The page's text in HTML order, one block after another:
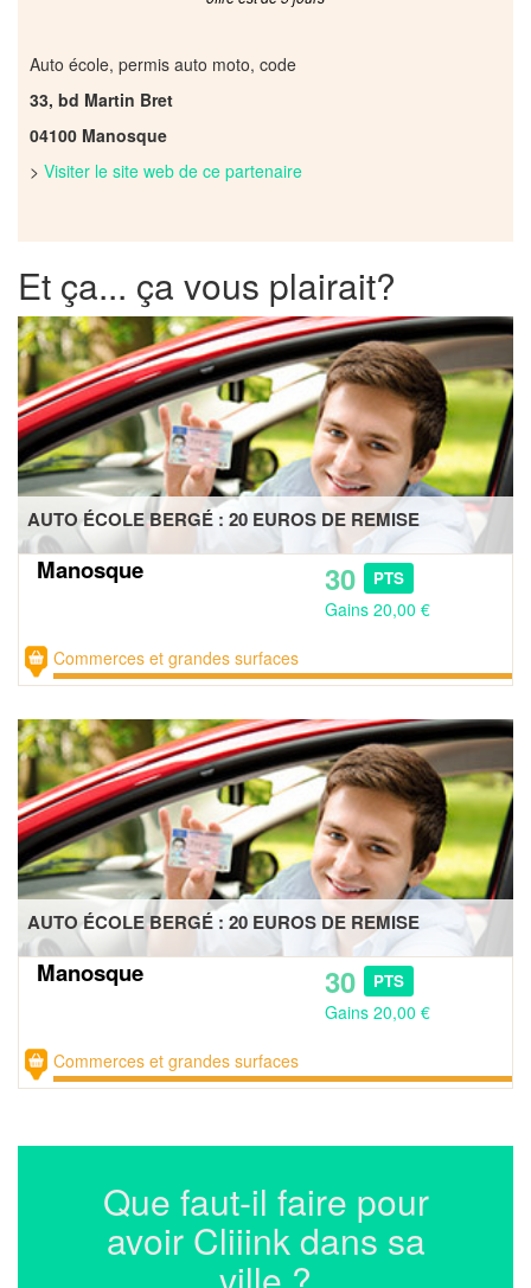
Auto école, permis auto moto, code
33, bd Martin Bret
04100 Manosque
> Visiter le site web de ce partenaire
Et ça... ça vous plairait?
AUTO ÉCOLE BERGÉ : 20 EUROS DE REMISE
Manosque 30 PTS
Gains 20,00 €
Commerces et grandes surfaces
AUTO ÉCOLE BERGÉ : 20 EUROS DE REMISE
Manosque 30 PTS
Gains 20,00 €
Commerces et grandes surfaces
Que faut-il faire pour
avoir Cliiink dans sa